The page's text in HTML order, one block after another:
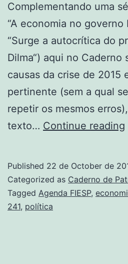
Complementando uma
“A economia no governo
“Surge a autocrítica do
Dilma“) aqui no Caderno
causas da crise de 2015
pertinente (sem a qual
repetir os mesmos
texto… Continue reading
Published 22 de October de
Categorized as Caderno de
Tagged Agenda FIESP,
241, política